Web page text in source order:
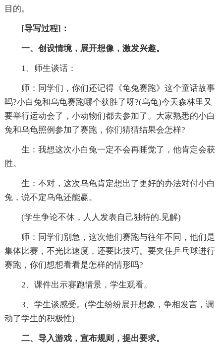
目的。
[导写过程]：
一、创设情境，展开想像，激发兴趣。
1、师生谈话：
师：同学们，你们还记得《龟兔赛跑》这个童话故事
吗?小白兔和乌龟赛跑哪个获胜了呀?(乌龟)今天森林里又
要举行运动会了，小动物们都去参加了。大家熟悉的小白
兔和乌龟照例参加了赛跑，你们猜猜结果会怎样?
生：我想这次小白兔一定不会再睡觉了，他肯定会获
胜。
生：不对，这次乌龟肯定想出了更好的办法对付小白
兔，说不定乌龟还能赢。
(学生争论不休，人人发表自己独特的.见解)
师：同学们别急，这次他们赛跑与往年不同，他们是
集体比赛，不光比速度，还要比技巧。要夹住乒乓球进行
赛跑，你们想想看看是怎样的情形吗?
2、课件出示赛跑情景，学生观看。
3、学生谈感受。(学生纷纷展开想象，争相发言，调
动了学生的积极性)
二、导入游戏，宣布规则，提出要求。